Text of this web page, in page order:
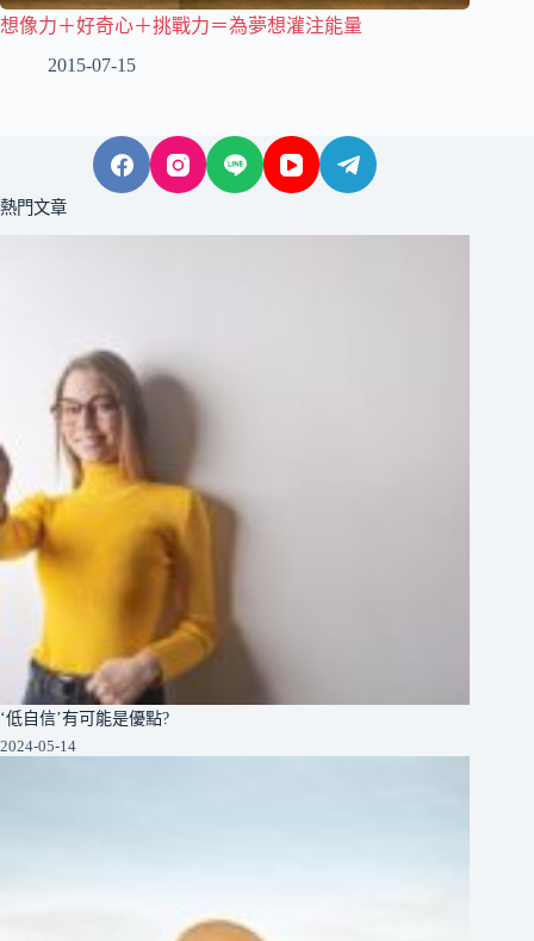
想像力＋好奇心＋挑戰力＝為夢想灌注能量
2015-07-15
熱門文章
‘低自信’有可能是優點?
2024-05-14